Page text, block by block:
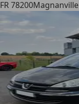
FR 78200Magnanville